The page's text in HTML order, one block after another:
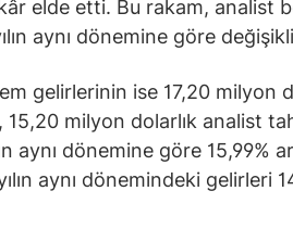
elde etti. Bu rakam, analist
aynı dönemine göre
gelirlerinin ise 17,20 milyon
15,20 milyon dolarlık analist
aynı dönemine göre 15,99%
aynı dönemindeki gelirleri